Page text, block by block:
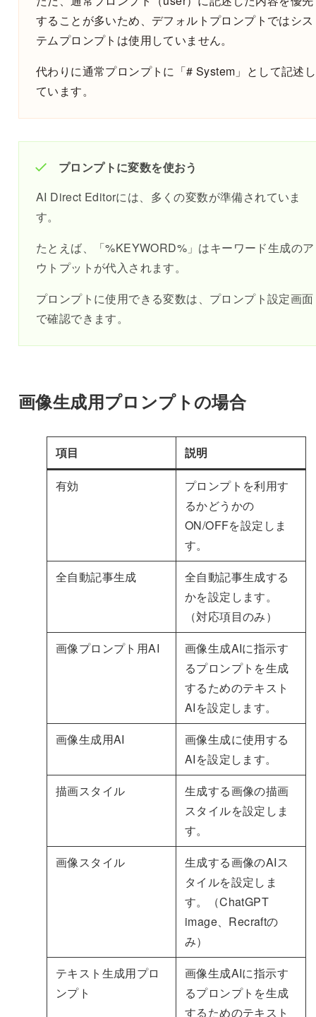
することが多いため、デフォルトプロンプトではシス
テムプロンプトは使用していません。
代わりに通常プロンプトに「# System」として記述し
ています。
プロンプトに変数を使おう
AI Direct Editorには、多くの変数が準備されていま
す。
たとえば、「%KEYWORD%」はキーワード生成のア
ウトプットが代入されます。
プロンプトに使用できる変数は、プロンプト設定画面
で確認できます。
画像生成用プロンプトの場合
項目 説明
有効
プロンプトを利用す
るかどうかの
ON/OFFを設定しま
す。
全自動記事生成
全自動記事生成する
かを設定します。
（対応項目のみ）
画像プロンプト用AI
画像生成AIに指示す
るプロンプトを生成
するためのテキスト
AIを設定します。
画像生成用AI
画像生成に使用する
AIを設定します。
描画スタイル
生成する画像の描画
スタイルを設定しま
す。
画像スタイル
生成する画像のAIス
タイルを設定しま
す。（ChatGPT
image、Recraftの
み）
テキスト生成用プロ
ンプト
画像生成AIに指示す
るプロンプトを生成
するためのテキスト